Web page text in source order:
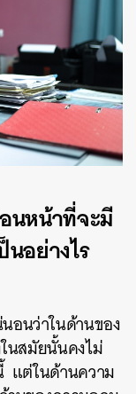
นหน้าที่จะมี
อย่างไร
อนว่าในด้านของ
นสมัยนั้นคงไม่
แต่ในด้านความ